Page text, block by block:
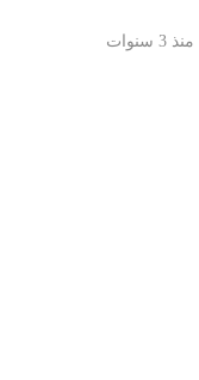
منذ 3 سنوات